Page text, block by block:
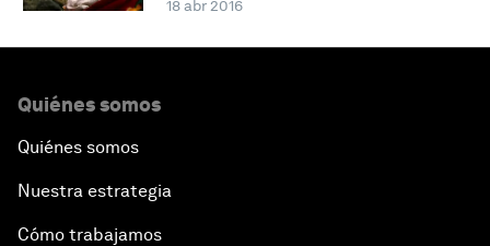
18 abr 2016
Quiénes somos
Quiénes somos
Nuestra estrategia
Cómo trabajamos